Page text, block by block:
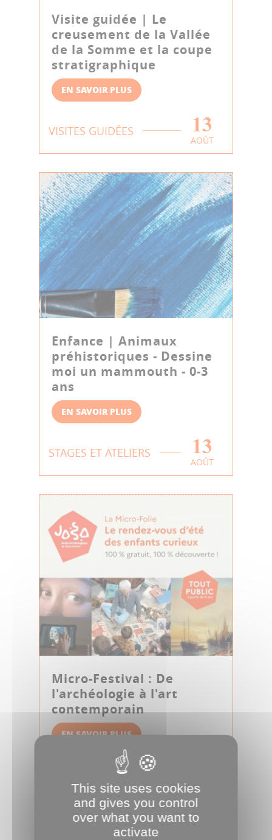
Visite guidée | Le
creusement de la Vallée
de la Somme et la coupe
stratigraphique
EN SAVOIR PLUS
VISITES GUIDÉES 13
AOÛT
Enfance | Animaux
préhistoriques - Dessine
moi un mammouth - 0-3
ans
EN SAVOIR PLUS
STAGES ET ATELIERS 13
AOÛT
Micro-Festival : De
l'archéologie à l'art
contemporain
EN SAVOIR PLUS
STAGES ET ATELIERS
AOÛT
This site uses cookies
and gives you control
over what you want to
activate